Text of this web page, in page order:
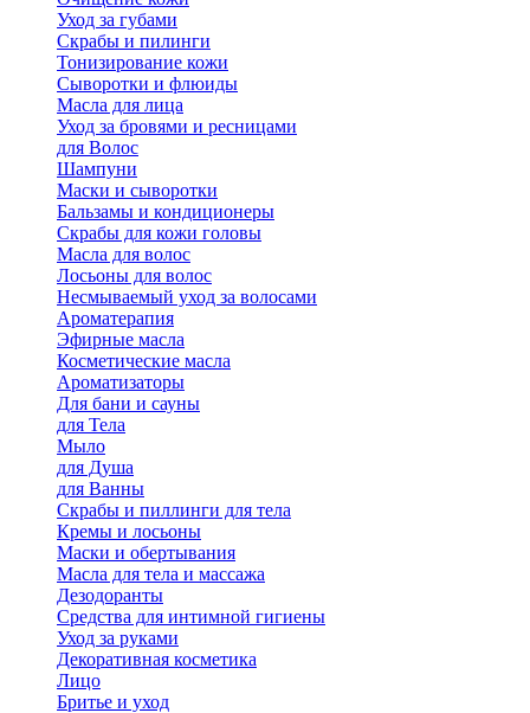
Уход за губами
Скрабы и пилинги
Тонизирование кожи
Сыворотки и флюиды
Масла для лица
Уход за бровями и ресницами
для Волос
Шампуни
Маски и сыворотки
Бальзамы и кондиционеры
Скрабы для кожи головы
Масла для волос
Лосьоны для волос
Несмываемый уход за волосами
Ароматерапия
Эфирные масла
Косметические масла
Ароматизаторы
Для бани и сауны
для Тела
Мыло
для Душа
для Ванны
Скрабы и пиллинги для тела
Кремы и лосьоны
Маски и обертывания
Масла для тела и массажа
Дезодоранты
Средства для интимной гигиены
Уход за руками
Декоративная косметика
Лицо
Бритье и уход